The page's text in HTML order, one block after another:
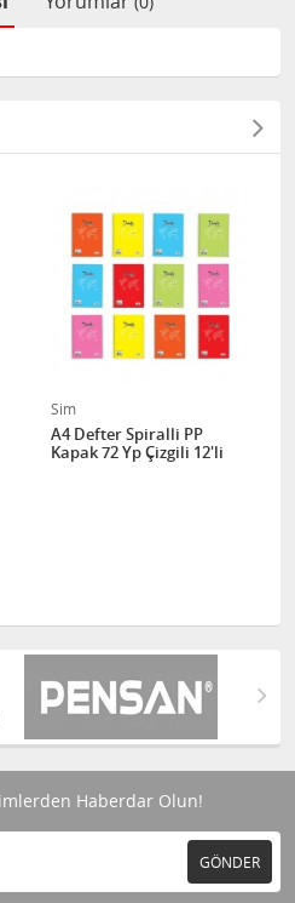
Sim
A4 Defter Spiralli PP
Kapak 72 Yp Çizgili 12'li
Haberdar Olun!
GÖNDER